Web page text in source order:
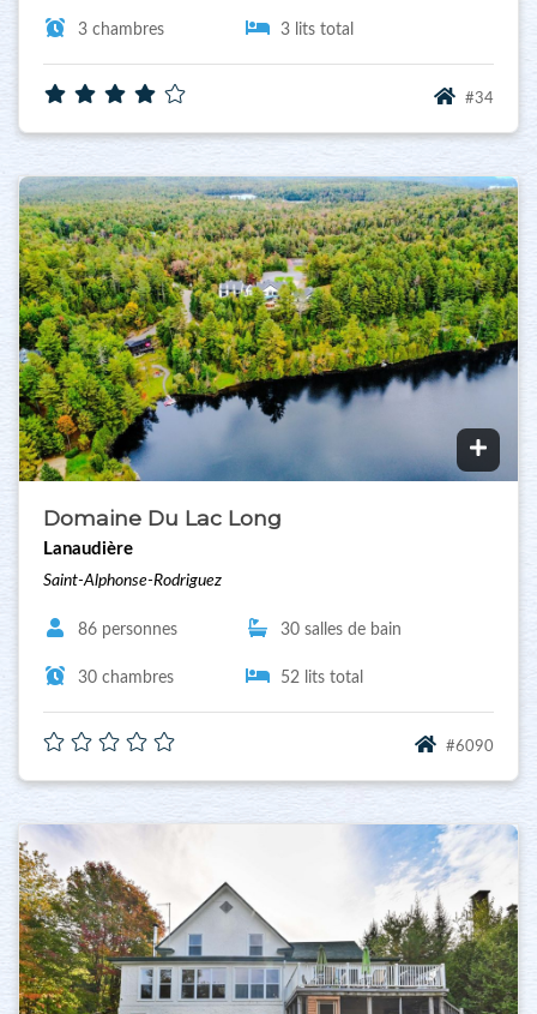
3 chambres 3 lits total
#34
Domaine Du Lac Long
Lanaudière
Saint-Alphonse-Rodriguez
86 personnes 30 salles de bain
30 chambres 52 lits total
#6090